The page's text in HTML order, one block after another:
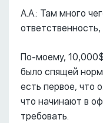
А.А.: Там много
По-моему,
было спящей
есть первое, что
что начинают в
требовать.